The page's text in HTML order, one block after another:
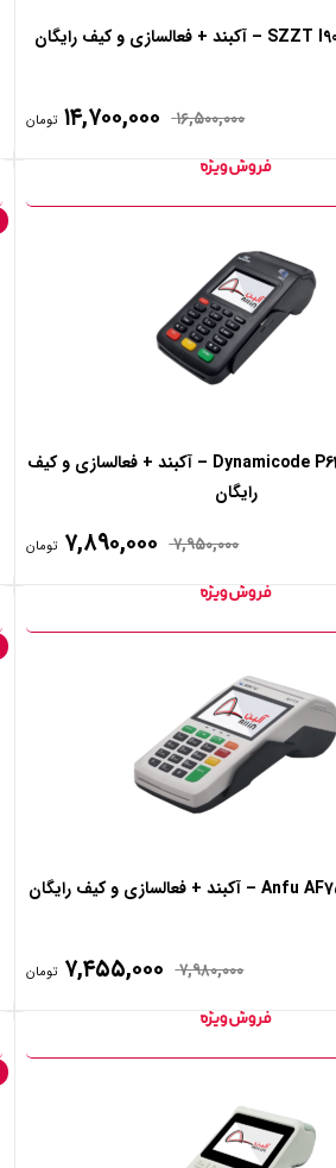
۱۶,۵۰۰,۰۰۰ ۱۴,۷۰۰,۰۰۰ تومان
کارتخوان سیار Dynamicode P63 – آکبند + فعالسازی و کیف
رایگان
۷,۹۵۰,۰۰۰ ۷,۸۹۰,۰۰۰ تومان
۷,۹۸۰,۰۰۰ ۷,۴۵۵,۰۰۰ تومان